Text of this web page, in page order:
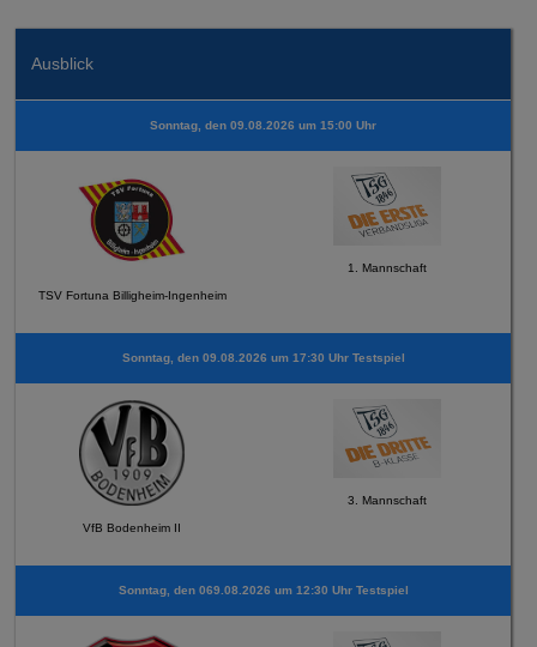
Ausblick
Sonntag, den 09.08.2026 um 15:00 Uhr
TSV Fortuna Billigheim-Ingenheim
1. Mannschaft
Sonntag, den 09.08.2026 um 17:30 Uhr Testspiel
VfB Bodenheim II
3. Mannschaft
Sonntag, den 069.08.2026 um 12:30 Uhr Testspiel